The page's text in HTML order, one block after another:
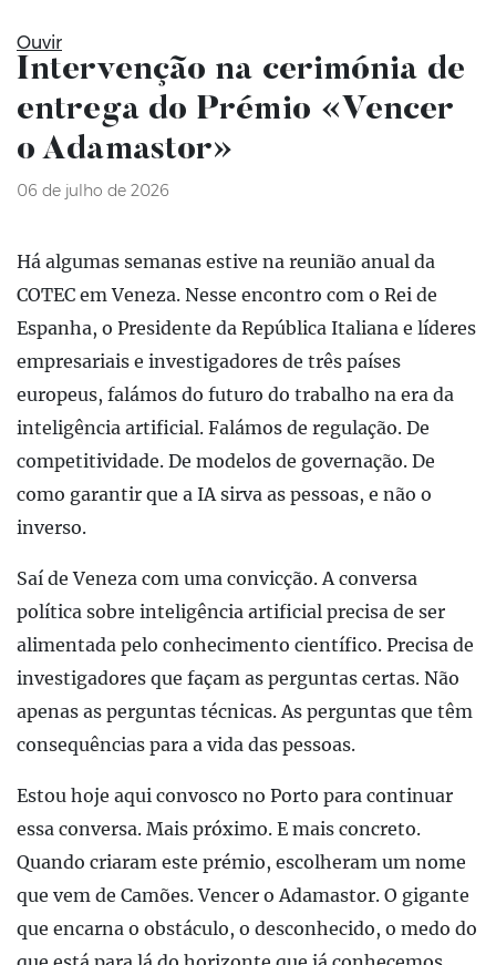
Ouvir
Intervenção na cerimónia de
entrega do Prémio «Vencer
o Adamastor»
06 de julho de 2026
Há algumas semanas estive na reunião anual da
COTEC em Veneza. Nesse encontro com o Rei de
Espanha, o Presidente da República Italiana e líderes
empresariais e investigadores de três países
europeus, falámos do futuro do trabalho na era da
inteligência artificial. Falámos de regulação. De
competitividade. De modelos de governação. De
como garantir que a IA sirva as pessoas, e não o
inverso.
Saí de Veneza com uma convicção. A conversa
política sobre inteligência artificial precisa de ser
alimentada pelo conhecimento científico. Precisa de
investigadores que façam as perguntas certas. Não
apenas as perguntas técnicas. As perguntas que têm
consequências para a vida das pessoas.
Estou hoje aqui convosco no Porto para continuar
essa conversa. Mais próximo. E mais concreto.
Quando criaram este prémio, escolheram um nome
que vem de Camões. Vencer o Adamastor. O gigante
que encarna o obstáculo, o desconhecido, o medo do